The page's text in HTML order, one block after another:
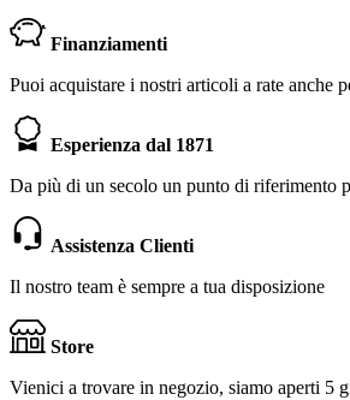
Finanziamenti
Puoi acquistare i nostri articoli a rate anche
Esperienza dal 1871
Da più di un secolo un punto di riferimento
Assistenza Clienti
Il nostro team è sempre a tua disposizione
Store
Vienici a trovare in negozio, siamo aperti 5